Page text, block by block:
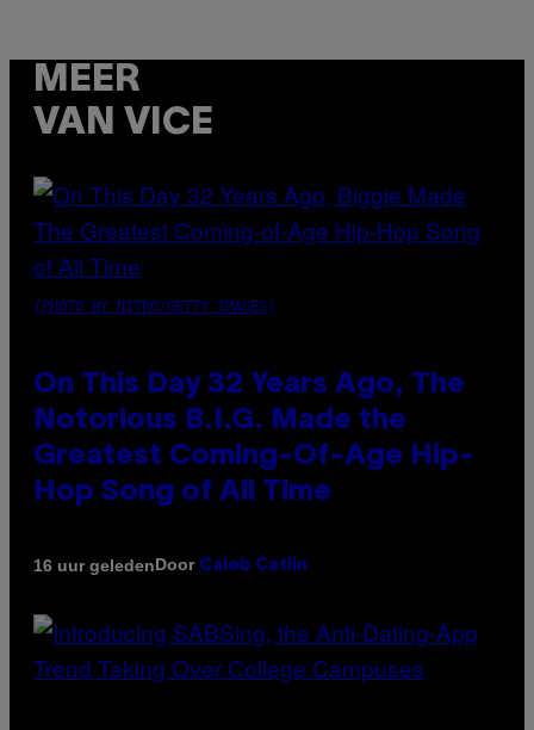
MEER
VAN VICE
(PHOTO BY NITRO/GETTY IMAGES)
On This Day 32 Years Ago, The
Notorious B.I.G. Made the
Greatest Coming-Of-Age Hip-
Hop Song of All Time
16 uur geledenDoor Caleb Catlin